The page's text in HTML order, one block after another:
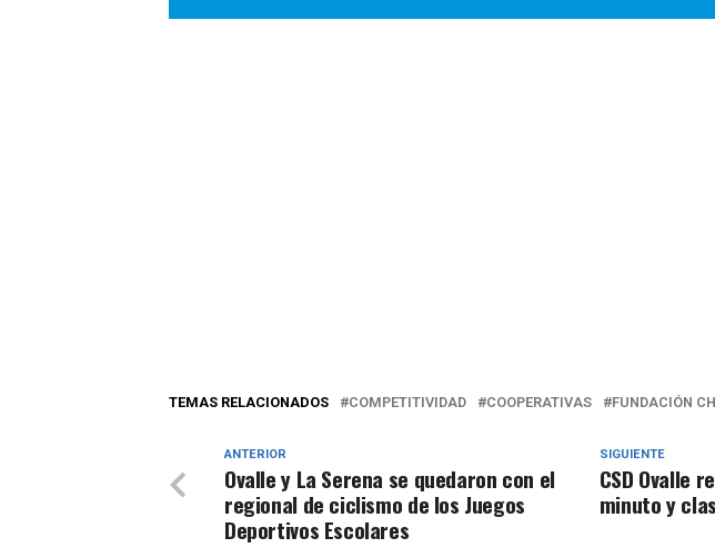
TEMAS RELACIONADOS COMPETITIVIDAD COOPERATIVAS FUNDACIÓN
SIGUIENTE
CSD Ovalle
minuto y
ANTERIOR
Ovalle y La Serena se quedaron con el
regional de ciclismo de los Juegos
Deportivos Escolares